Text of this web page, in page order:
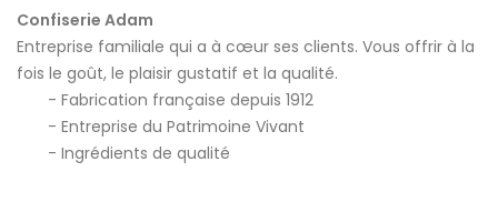
Confiserie Adam
Entreprise familiale qui a à cœur ses clients. Vous offrir à la
fois le goût, le plaisir gustatif et la qualité.
Fabrication française depuis 1912
Entreprise du Patrimoine Vivant
Ingrédients de qualité